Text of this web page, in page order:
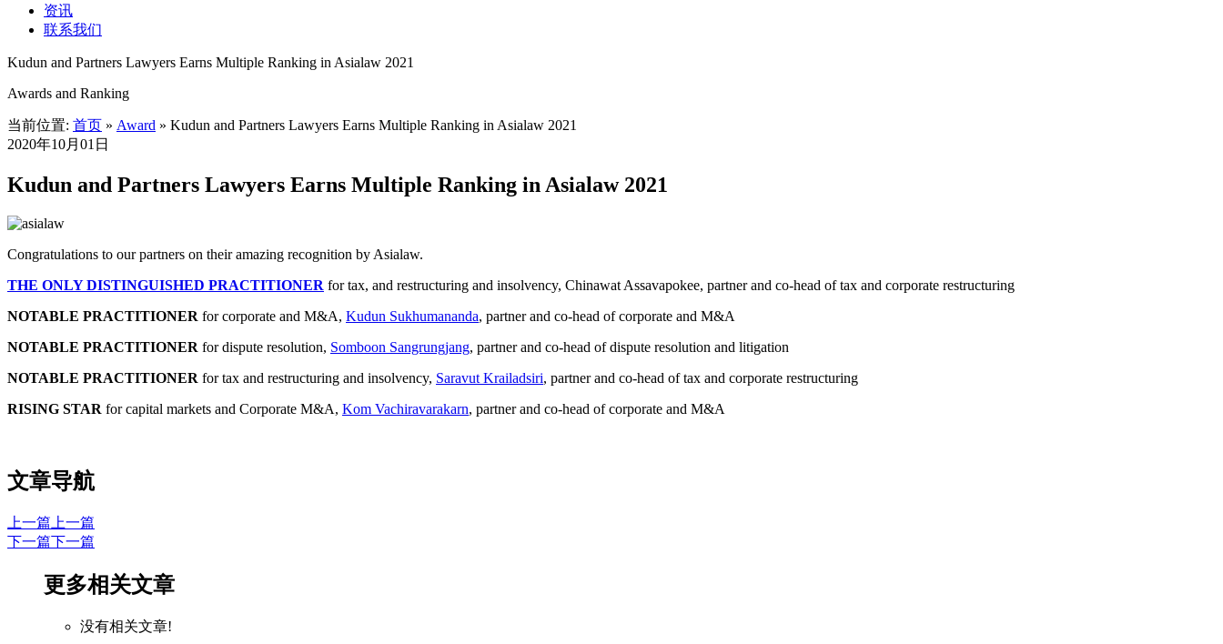
资讯
联系我们
Kudun and Partners Lawyers Earns Multiple Ranking in Asialaw 2021
Awards and Ranking
当前位置: 首页 » Award » Kudun and Partners Lawyers Earns Multiple Ranking in Asialaw 2021
2020年10月01日
Kudun and Partners Lawyers Earns Multiple Ranking in Asialaw 2021
Congratulations to our partners on their amazing recognition by Asialaw.
THE ONLY DISTINGUISHED PRACTITIONER for tax, and restructuring and insolvency, Chinawat Assavapokee, partner and co-head of tax and corporate restructuring
NOTABLE PRACTITIONER for corporate and M&A, Kudun Sukhumananda, partner and co-head of corporate and M&A
NOTABLE PRACTITIONER for dispute resolution, Somboon Sangrungjang, partner and co-head of dispute resolution and litigation
NOTABLE PRACTITIONER for tax and restructuring and insolvency, Saravut Krailadsiri, partner and co-head of tax and corporate restructuring
RISING STAR for capital markets and Corporate M&A, Kom Vachiravarakarn, partner and co-head of corporate and M&A
文章导航
上一篇 上一篇
下一篇下一篇
更多相关文章
没有相关文章!